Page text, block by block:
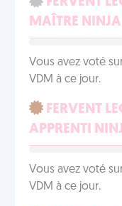
MAÎTRE NINJA
Vous avez voté
VDM à ce jour.
FERVENT
APPRENTI
Vous avez voté
VDM à ce jour.